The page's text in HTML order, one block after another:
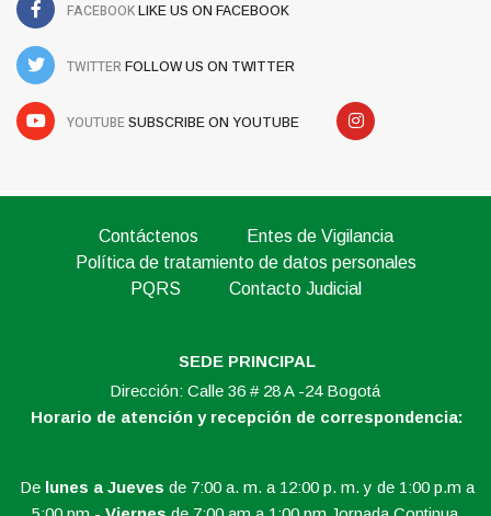
FACEBOOK LIKE US ON FACEBOOK
TWITTER FOLLOW US ON TWITTER
YOUTUBE SUBSCRIBE ON YOUTUBE
Contáctenos
Entes de Vigilancia
Política de tratamiento de datos personales
PQRS
Contacto Judicial
SEDE PRINCIPAL
Dirección: Calle 36 # 28 A -24 Bogotá
Horario de atención y recepción de correspondencia:
De lunes a Jueves de 7:00 a. m. a 12:00 p. m. y de 1:00 p.m a